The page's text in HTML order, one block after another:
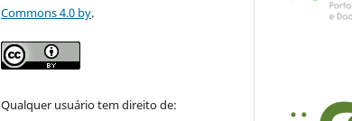
Commons 4.0 by.
Qualquer usuário tem direito de: